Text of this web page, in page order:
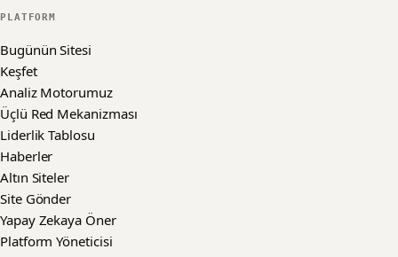
PLATFORM
Bugünün Sitesi
Keşfet
Analiz Motorumuz
Üçlü Red Mekanizması
Liderlik Tablosu
Haberler
Altın Siteler
Site Gönder
Yapay Zekaya Öner
Platform Yöneticisi